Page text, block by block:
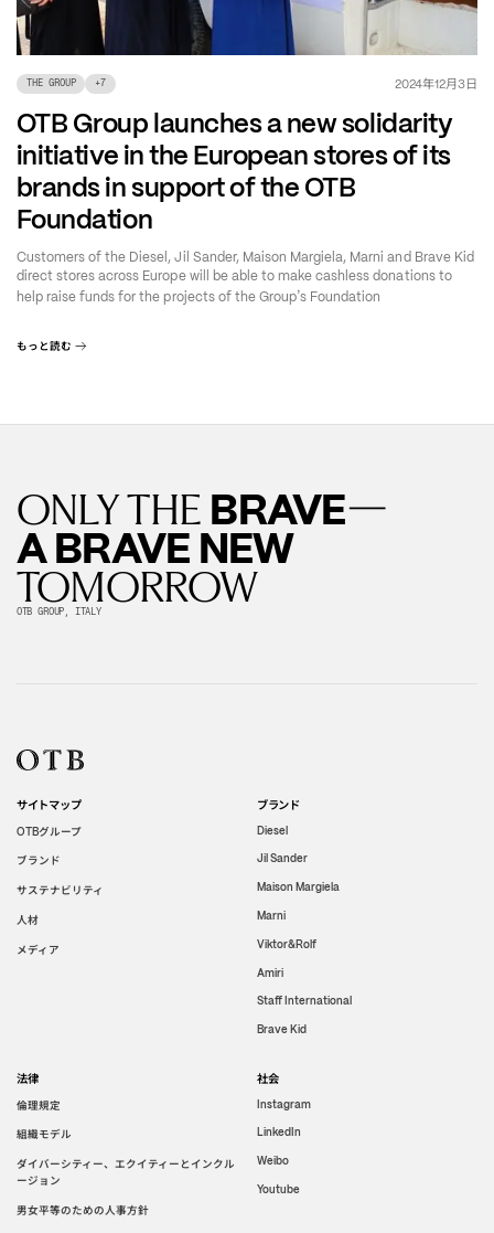
THE GROUP +7 2024年12月3日
OTB Group launches a new solidarity
initiative in the European stores of its
brands in support of the OTB
Foundation
Customers of the Diesel, Jil Sander, Maison Margiela, Marni and Brave Kid
direct stores across Europe will be able to make cashless donations to
help raise funds for the projects of the Group’s Foundation
もっと読む
ONLY THE BRAVE—
A BRAVE NEW
TOMORROW
OTB GROUP, ITALY
サイトマップ
OTBグループ
ブランド
サステナビリティ
人材
メディア
ブランド
Diesel
Jil Sander
Maison Margiela
Marni
Viktor&Rolf
Amiri
Staff International
Brave Kid
法律
倫理規定
組織モデル
ダイバーシティー、エクイティーとインクル
ージョン
男女平等のための人事方針
社会
Instagram
LinkedIn
Weibo
Youtube